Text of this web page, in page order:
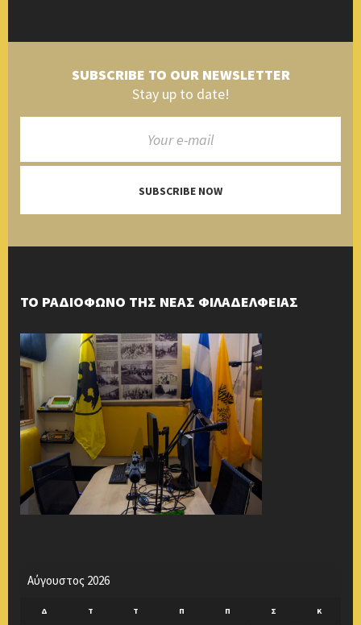
SUBSCRIBE TO OUR NEWSLETTER
Stay up to date!
SUBSCRIBE NOW
ΤΟ ΡΑΔΙΟΦΩΝΟ ΤΗΣ ΝΕΑΣ ΦΙΛΑΔΕΛΦΕΙΑΣ
Αύγουστος 2026
Δ Τ Τ Π Π Σ Κ